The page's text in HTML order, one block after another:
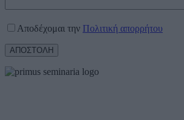
Αποδέχομαι την Πολιτική απορρήτου